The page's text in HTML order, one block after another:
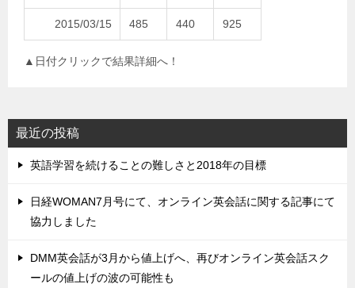
2015/03/15 485 440 925
▲日付クリックで結果詳細へ！
最近の投稿
英語学習を続けることの難しさと2018年の目標
日経WOMAN7月号にて、オンライン英会話に関する記事にて
協力しました
DMM英会話が3月から値上げへ、再びオンライン英会話スク
ールの値上げの波の可能性も